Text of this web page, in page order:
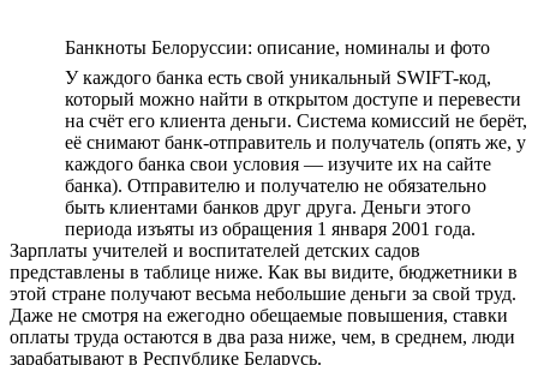
Банкноты Белоруссии: описание, номиналы и фото
У каждого банка есть свой уникальный SWIFT-код,
который можно найти в открытом доступе и перевести
на счёт его клиента деньги. Система комиссий не берёт,
её снимают банк-отправитель и получатель (опять же, у
каждого банка свои условия — изучите их на сайте
банка). Отправителю и получателю не обязательно
быть клиентами банков друг друга. Деньги этого
периода изъяты из обращения 1 января 2001 года.
Зарплаты учителей и воспитателей детских садов
представлены в таблице ниже. Как вы видите, бюджетники в
этой стране получают весьма небольшие деньги за свой труд.
Даже не смотря на ежегодно обещаемые повышения, ставки
оплаты труда остаются в два раза ниже, чем, в среднем, люди
зарабатывают в Республике Беларусь.